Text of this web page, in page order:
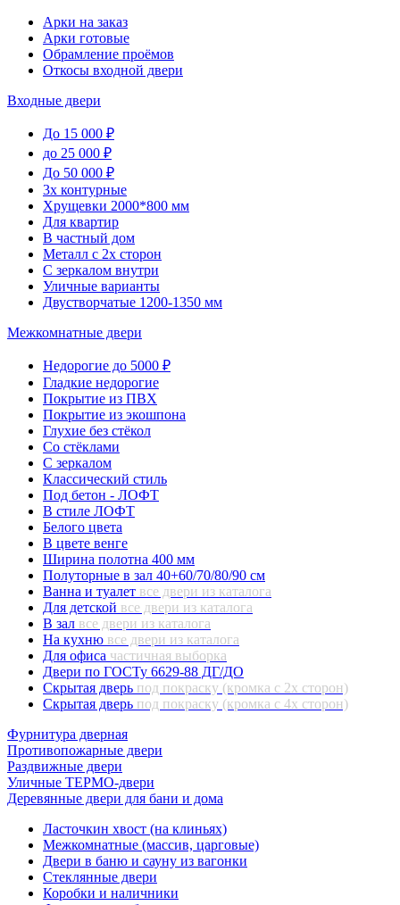
Арки на заказ
Арки готовые
Обрамление проёмов
Откосы входной двери
Входные двери
До 15 000 ₽
до 25 000 ₽
До 50 000 ₽
3х контурные
Хрущевки 2000*800 мм
Для квартир
В частный дом
Металл с 2х сторон
С зеркалом внутри
Уличные варианты
Двустворчатые 1200-1350 мм
Межкомнатные двери
Недорогие до 5000 ₽
Гладкие недорогие
Покрытие из ПВХ
Покрытие из экошпона
Глухие без стёкол
Со стёклами
С зеркалом
Классический стиль
Под бетон - ЛОФТ
В стиле ЛОФТ
Белого цвета
В цвете венге
Ширина полотна 400 мм
Полуторные в зал 40+60/70/80/90 см
Ванна и туалет все двери из каталога
Для детской все двери из каталога
В зал все двери из каталога
На кухню все двери из каталога
Для офиса частичная выборка
Двери по ГОСТу 6629-88 ДГ/ДО
Скрытая дверь под покраску (кромка с 2х сторон)
Скрытая дверь под покраску (кромка с 4х сторон)
Фурнитура дверная
Противопожарные двери
Раздвижные двери
Уличные ТЕРМО-двери
Деревянные двери для бани и дома
Ласточкин хвост (на клиньях)
Межкомнатные (массив, царговые)
Двери в баню и сауну из вагонки
Стеклянные двери
Коробки и наличники